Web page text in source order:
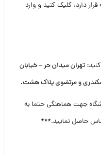
دارد، کلیک کنید و وارد
تهران میدان حر – خیابان
و مرتضوی پلاک هشت.
جهت هماهنگی حتما به
حاصل نمایید.***